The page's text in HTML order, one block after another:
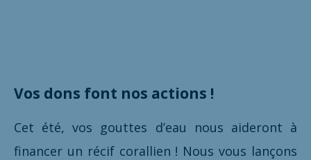
Vos dons font nos actions !
Cet été, vos gouttes d’eau nous aideront à
financer un récif corallien ! Nous vous lançons